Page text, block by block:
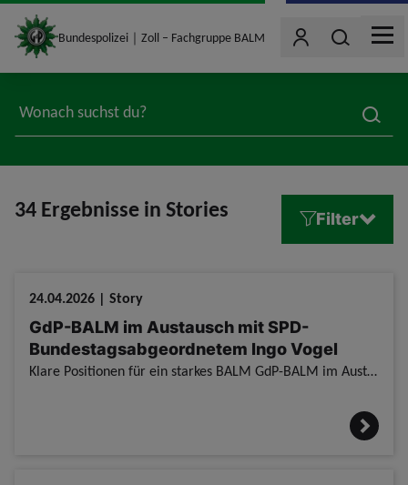
site_logo
Bundespolizei｜Zoll – Fachgruppe BALM BenutzerWonach
MENU
34 Ergebnisse in Stories Filter
24.04.2026 | Story
GdP-BALM im Austausch mit SPD-
Bundestagsabgeordnetem Ingo Vogel
Klare Positionen für ein starkes BALM GdP-BALM im Austausch mit SPD-Bundestagsabgeordnetem Ingo Vogel / Im Rahmen eines konstruktiven Treffens, mit dem für Polizeithemen in der SPD-Bundestagsfraktion